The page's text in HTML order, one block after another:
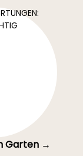
Garten →